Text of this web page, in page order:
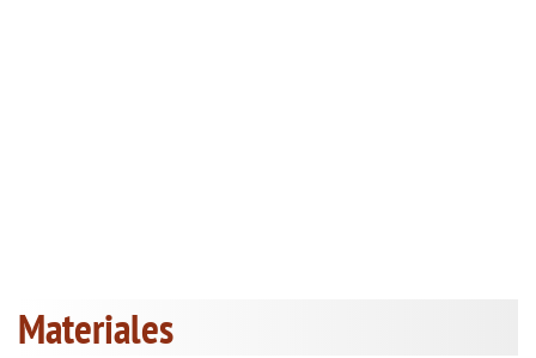
Materiales